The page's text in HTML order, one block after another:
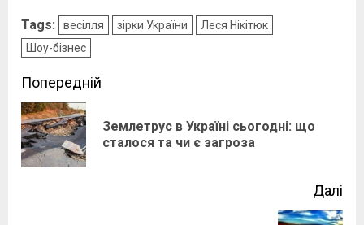
Tags: весілля зірки України
Леся Нікітюк
Шоу-бізнес
Post
navigation
Попередній
Землетрус в Україні сьогодні: що
сталося та чи є загроза
Далі